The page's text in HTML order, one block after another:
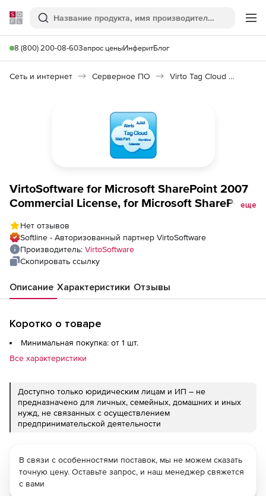
Softline
Поиск
8 (800) 200-08-60Запрос ценыИнферитБлог
Сеть и интернет Серверное ПО Virto Tag Cloud Web Part
VirtoSoftware for Microsoft SharePoint 2007
Commercial License, for Microsoft SharePoint
еще
Нет отзывов
Softline - Авторизованный партнер VirtoSoftware
Производитель: VirtoSoftware
Скопировать ссылку
Описание Характеристики Отзывы
Коротко о товаре
Минимальная покупка: от 1 шт.
Все характеристики
Доступно только юридическим лицам и ИП – не
предназначено для личных, семейных, домашних и иных
нужд, не связанных с осуществлением
предпринимательской деятельности
В связи с особенностями поставок, мы не можем сказать
точную цену. Оставьте запрос, и наш менеджер свяжется
с вами